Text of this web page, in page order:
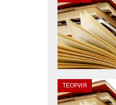
ТЕОРИЯ